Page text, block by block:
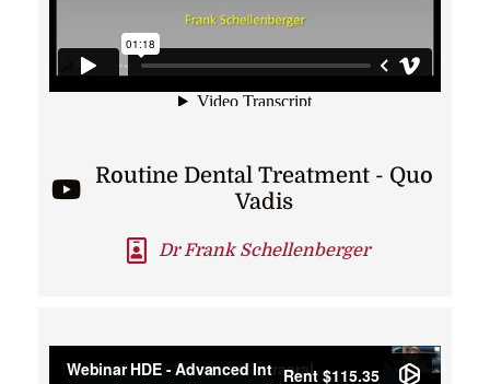
Routine Dental Treatment - Quo
Vadis
Dr Frank Schellenberger